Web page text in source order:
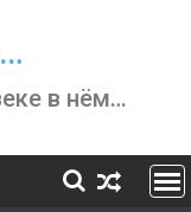
в нём…